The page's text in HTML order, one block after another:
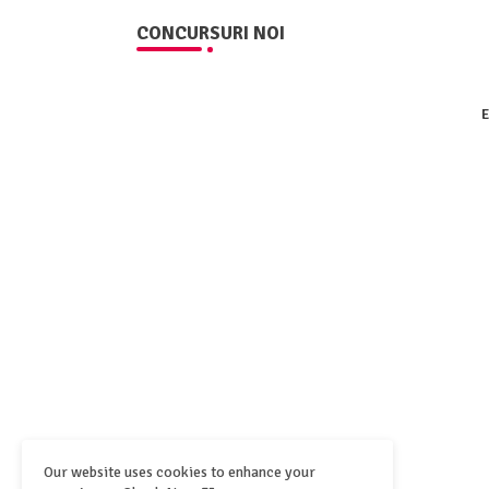
CONCURSURI NOI
Our website uses cookies to enhance your